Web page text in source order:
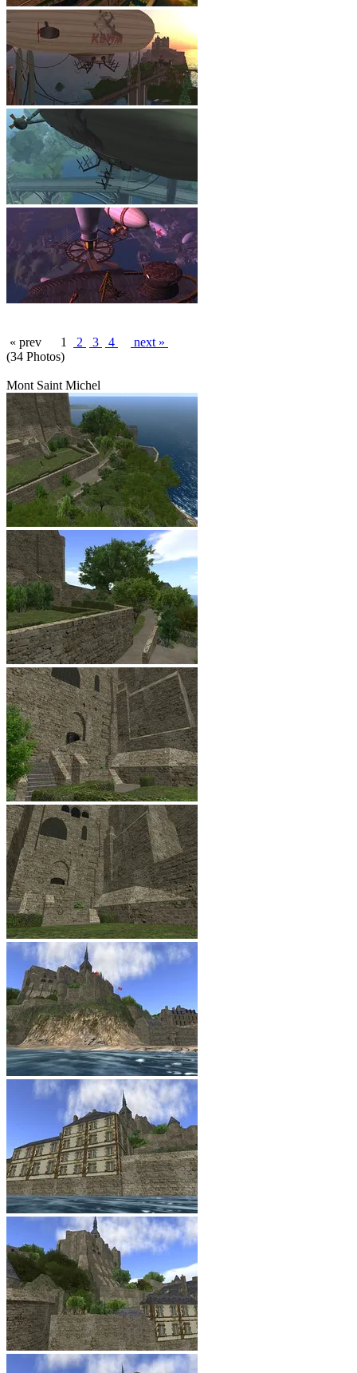
« prev 1 2 3 4
next »
(34 Photos)
Mont Saint Michel